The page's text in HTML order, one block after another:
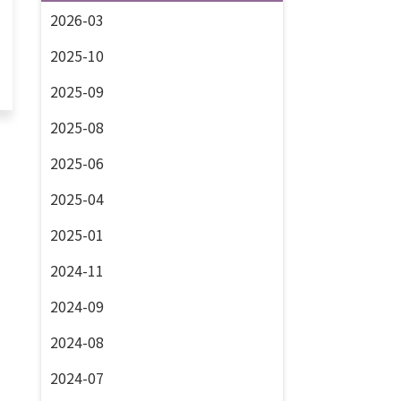
2026-03
2025-10
2025-09
2025-08
2025-06
2025-04
2025-01
2024-11
2024-09
2024-08
2024-07